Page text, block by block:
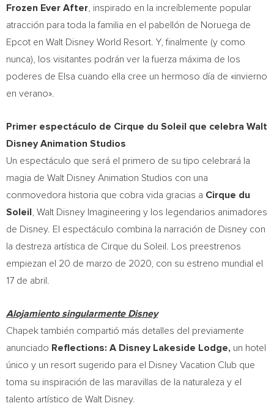
Frozen Ever After , inspirado en la increíblemente popular
atracción para toda la familia en el pabellón de Noruega de
Epcot en Walt Disney World Resort. Y, finalmente (y como
nunca), los visitantes podrán ver la fuerza máxima de los
poderes de Elsa cuando ella cree un hermoso día de «invierno
en verano».
Primer espectáculo de Cirque du Soleil que celebra Walt
Disney Animation Studios
Un espectáculo que será el primero de su tipo celebrará la
magia de Walt Disney Animation Studios con una
conmovedora historia que cobra vida gracias a Cirque du
Soleil
, Walt Disney Imagineering y los legendarios animadores
de Disney. El espectáculo combina la narración de Disney con
la destreza artística de Cirque du Soleil. Los preestrenos
empiezan el 20 de marzo de 2020, con su estreno mundial el
17 de abril.
Alojamiento singularmente Disney
Chapek también compartió más detalles del previamente
anunciado Reflections: A Disney Lakeside Lodge, un hotel
único y un resort sugerido para el Disney Vacation Club que
toma su inspiración de las maravillas de la naturaleza y el
talento artístico de Walt Disney.